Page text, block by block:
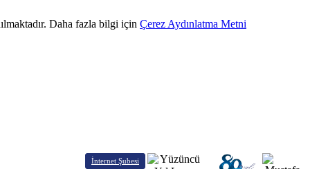
Daha fazla bilgi için Çerez Aydınlatma Metni
İnternet Şubesi